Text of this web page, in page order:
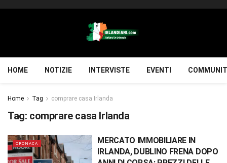
HOME NOTIZIE INTERVISTE EVENTI
Home Tag comprare casa Irlanda
Tag: comprare casa Irlanda
CRONACA
MERCATO IMMOBILIARE IN
IRLANDA, DUBLINO FRENA DOPO